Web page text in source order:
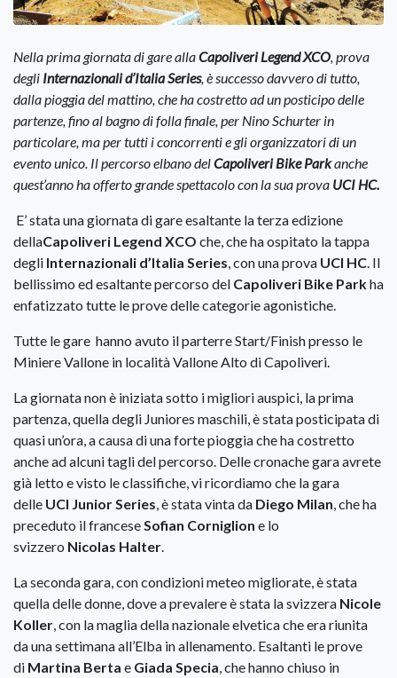
Nella prima giornata di gare allaCapoliveri Legend XCO , prova
degli Internazionali d’Italia Series, è successo davvero di tutto,
dalla pioggia del mattino, che ha costretto ad un posticipo delle
partenze, fino al bagno di folla finale, per Nino Schurter in
particolare, ma per tutti i concorrenti e gli organizzatori di un
evento unico. Il percorso elbano delCapoliveri Bike Parkanche
quest’anno ha offerto grande spettacolo con la sua prova UCI HC.
E’ stata una giornata di gare esaltante la terza edizione
dellaCapoliveri Legend XCO che, che ha ospitato la tappa
degli Internazionali d’Italia Series , con una prova UCI HC . Il
bellissimo ed esaltante percorso del Capoliveri Bike Parkha
enfatizzato tutte le prove delle categorie agonistiche.
Tutte le gare hanno avuto il parterre Start/Finish presso le
Miniere Vallone in località Vallone Alto di Capoliveri.
La giornata non è iniziata sotto i migliori auspici, la prima
partenza, quella degli Juniores maschili, è stata posticipata di
quasi un’ora, a causa di una forte pioggia che ha costretto
anche ad alcuni tagli del percorso. Delle cronache gara avrete
già letto e visto le classifiche, vi ricordiamo che la gara
delle UCI Junior Series , è stata vinta da Diego Milan , che ha
preceduto il francese Sofian Corniglion e lo
svizzero Nicolas Halter
La seconda gara, con condizioni meteo migliorate, è stata
quella delle donne, dove a prevalere è stata la svizzera Nicole
Koller , con la maglia della nazionale elvetica che era riunita
da una settimana all’Elba in allenamento. Esaltanti le prove
di Martina Berta e Giada Specia , che hanno chiuso in